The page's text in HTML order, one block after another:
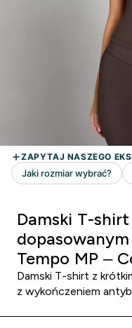
Damski T-
Tempo MP –
Damski T-shirt z
z wykończeniem